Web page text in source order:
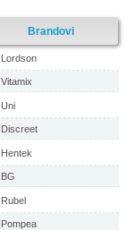
Brandovi
Lordson
Vitamix
Uni
Discreet
Hentek
BG
Rubel
Pompea